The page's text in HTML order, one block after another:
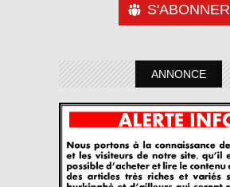
S'ABONNER
ANNONCE